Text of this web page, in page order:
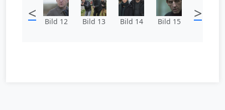
< Bild 12 Bild 13 Bild 14 Bild 15 >